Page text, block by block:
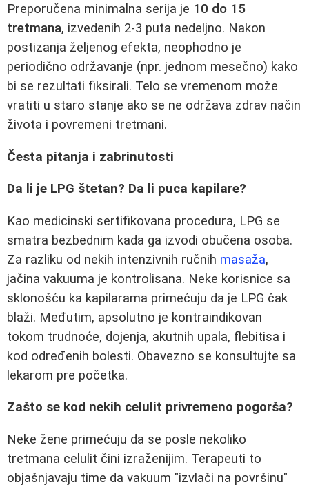
Preporučena minimalna serija je 10 do 15
tretmana, izvedenih 2-3 puta nedeljno. Nakon
postizanja željenog efekta, neophodno je
periodično održavanje (npr. jednom mesečno) kako
bi se rezultati fiksirali. Telo se vremenom može
vratiti u staro stanje ako se ne održava zdrav način
života i povremeni tretmani.
Česta pitanja i zabrinutosti
Da li je LPG štetan? Da li puca kapilare?
Kao medicinski sertifikovana procedura, LPG se
smatra bezbednim kada ga izvodi obučena osoba.
Za razliku od nekih intenzivnih ručnih masaža,
jačina vakuuma je kontrolisana. Neke korisnice sa
sklonošću ka kapilarama primećuju da je LPG čak
blaži. Međutim, apsolutno je kontraindikovan
tokom trudnoće, dojenja, akutnih upala, flebitisa i
kod određenih bolesti. Obavezno se konsultujte sa
lekarom pre početka.
Zašto se kod nekih celulit privremeno pogorša?
Neke žene primećuju da se posle nekoliko
tretmana celulit čini izraženijim. Terapeuti to
objašnjavaju time da vakuum "izvlači na površinu"